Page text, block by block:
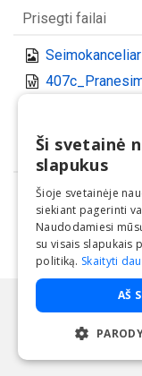
Prisegti failai
Dalintis
Buveinės
BNS Spaudos
Ši svetainė
slapukus
Šioje svetainėje
siekiant pagerinti
Naudodamiesi
su visais slapukais
politiką. Skaityti
AŠ
BŪTINIEJI